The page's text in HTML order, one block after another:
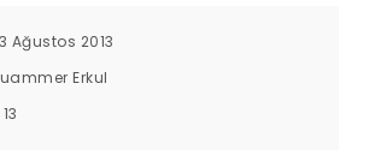
Ağustos 2013
Erkul
13